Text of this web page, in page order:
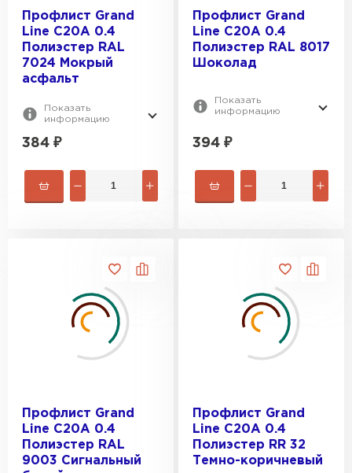
Профлист Grand
Line C20A 0.4
Полиэстер RAL
7024 Мокрый
асфальт
Показать
информацию
384 ₽
Профлист Grand
Line C20A 0.4
Полиэстер RAL 8017
Шоколад
Показать
информацию
394 ₽
Профлист Grand
Line C20A 0.4
Полиэстер RAL
9003 Сигнальный
Профлист Grand
Line C20A 0.4
Полиэстер RR 32
Темно-коричневый